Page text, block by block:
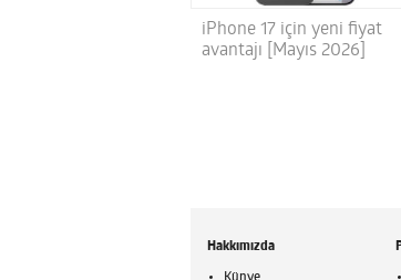
iPhone 17 için yeni fiyat
avantajı [Mayıs 2026]
Hakkımızda